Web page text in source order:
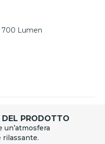
700 Lumen
DEL PRODOTTO
un’atmosfera
rilassante.